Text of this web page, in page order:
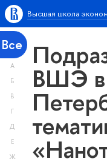
Высшая школа
Все
А
Б
В
Г
Д
Е
Ж
ВШЭ в